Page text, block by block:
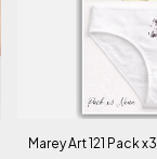
Marey Art 121 Pack x3